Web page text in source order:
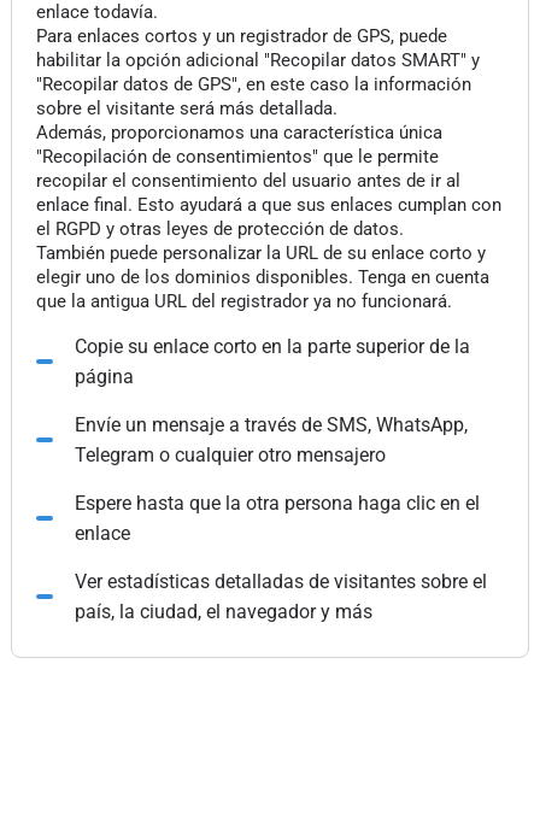
enlace todavía.
Para enlaces cortos y un registrador de GPS, puede
habilitar la opción adicional "Recopilar datos SMART" y
"Recopilar datos de GPS", en este caso la información
sobre el visitante será más detallada.
Además, proporcionamos una característica única
"Recopilación de consentimientos" que le permite
recopilar el consentimiento del usuario antes de ir al
enlace final. Esto ayudará a que sus enlaces cumplan con
el RGPD y otras leyes de protección de datos.
También puede personalizar la URL de su enlace corto y
elegir uno de los dominios disponibles. Tenga en cuenta
que la antigua URL del registrador ya no funcionará.
Copie su enlace corto en la parte superior de la
página
Envíe un mensaje a través de SMS, WhatsApp,
Telegram o cualquier otro mensajero
Espere hasta que la otra persona haga clic en el
enlace
Ver estadísticas detalladas de visitantes sobre el
país, la ciudad, el navegador y más